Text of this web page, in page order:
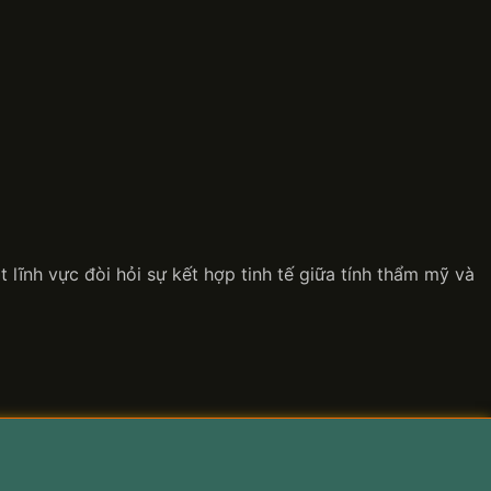
lĩnh vực đòi hỏi sự kết hợp tinh tế giữa tính thẩm mỹ và